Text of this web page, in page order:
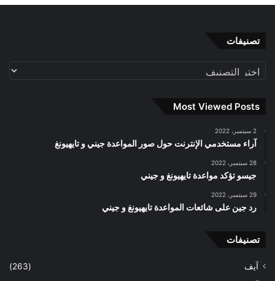
تصنيفات
تصنيفات
Most Viewed Posts
2 سبتمبر، 2022
آراء مستخدمي الإنترنت حول صور المواعدة جيني و تايهيونغ
28 سبتمبر، 2022
جيسو تؤكد مواعدة تايهيونغ و جيني
29 سبتمبر، 2022
رد جين على شائعات المواعدة تايهيونغ و جيني
تصنيفات
آيف
(263)